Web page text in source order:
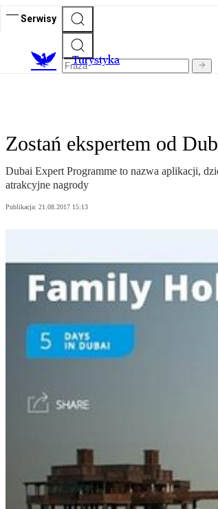
Serwisy
Turystyka
Zostań ekspertem od
Dubai Expert Programme to nazwa aplikacji,
atrakcyjne nagrody
Publikacja: 21.08.2017 15:13